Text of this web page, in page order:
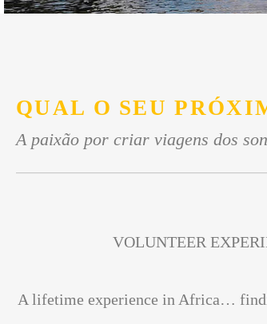
QUAL O SEU
A paixão por criar viagens dos
VOLUNTEER
A lifetime experience in Africa…